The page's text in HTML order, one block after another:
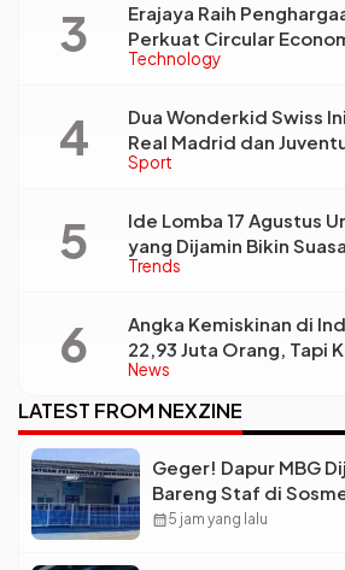
Technology
Erajaya Raih
Perkuat Circular
Pengelolaan Limbah
Sport
Dua Wonderkid Swiss
Real Madrid dan
Bintang Baru Eropa
Trends
Ide Lomba 17 Agustus
yang Dijamin Bikin
News
Angka Kemiskinan di
22,93 Juta Orang, Tapi
Ketimpangan Desa dan
Lebar?
LATEST FROM NEXZINE
Geger! Dapur MBG
Bareng Staf di
Syok
calendar_month5 jam yang lalu